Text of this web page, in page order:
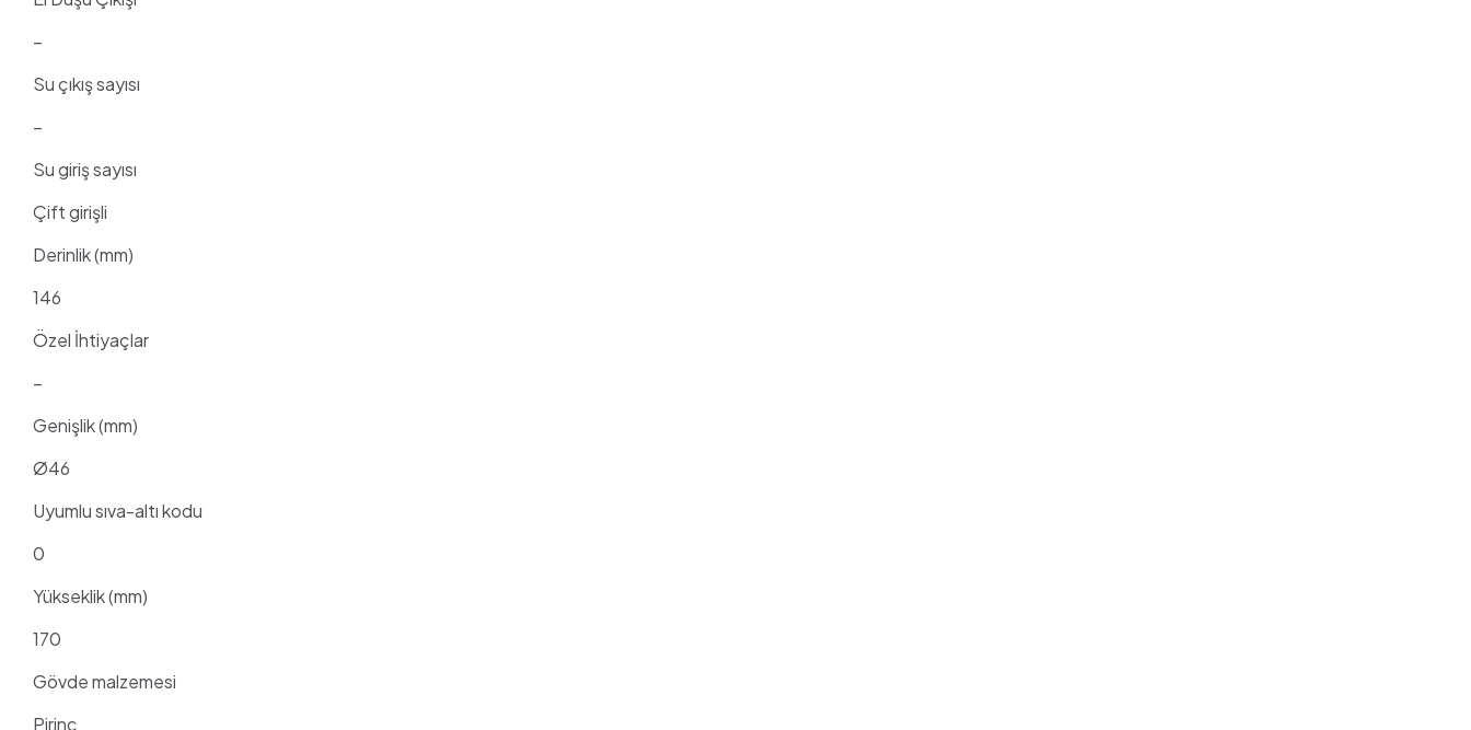
–
Su çıkış sayısı
–
Su giriş sayısı
Çift girişli
Derinlik (mm)
146
Özel İhtiyaçlar
–
Genişlik (mm)
Ø46
Uyumlu sıva-altı kodu
0
Yükseklik (mm)
170
Gövde malzemesi
Pirinç